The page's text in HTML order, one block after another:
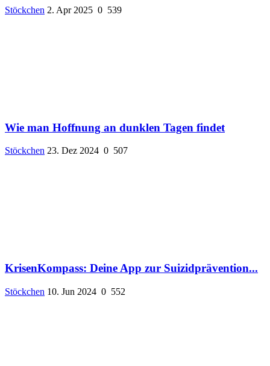
Stöckchen 2. Apr 2025 0 539
Wie man Hoffnung an dunklen Tagen findet
Stöckchen 23. Dez 2024 0 507
KrisenKompass: Deine App zur Suizidprävention...
Stöckchen 10. Jun 2024 0 552